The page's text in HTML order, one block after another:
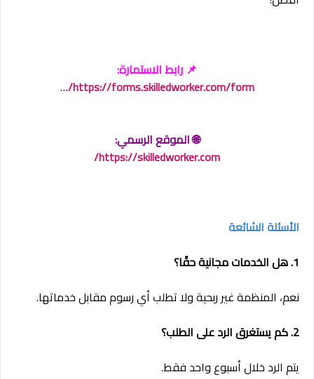
📌 رابط الاستمارة:
https://forms.skilledworker.com/form/
…
🌐 الموقع الرسمي:
https://skilledworker.com/
الأسئلة الشائعة
1. هل الخدمات مجانية حقًا؟
نعم، المنظمة غير ربحية ولا تطلب أي رسوم مقابل خدماتها.
2. كم يستغرق الرد على الطلب؟
يتم الرد خلال أسبوع واحد فقط.